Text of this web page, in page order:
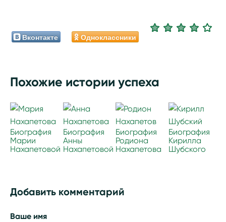
Вконтакте Одноклассники
Похожие истории успеха
Биография
Марии
Нахапетовой
Биография
Анны
Нахапетовой
Биография
Родиона
Нахапетова
Биография
Кирилла
Шубского
Добавить комментарий
Ваше имя